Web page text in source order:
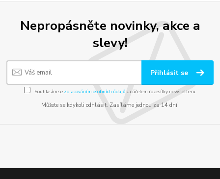
Nepropásněte novinky, akce a
slevy!
Přihlásit se
Souhlasím se zpracováním osobních údajůza účelem rozesílky newsletteru.
Můžete se kdykoli odhlásit. Zasíláme jednou za 14 dní.